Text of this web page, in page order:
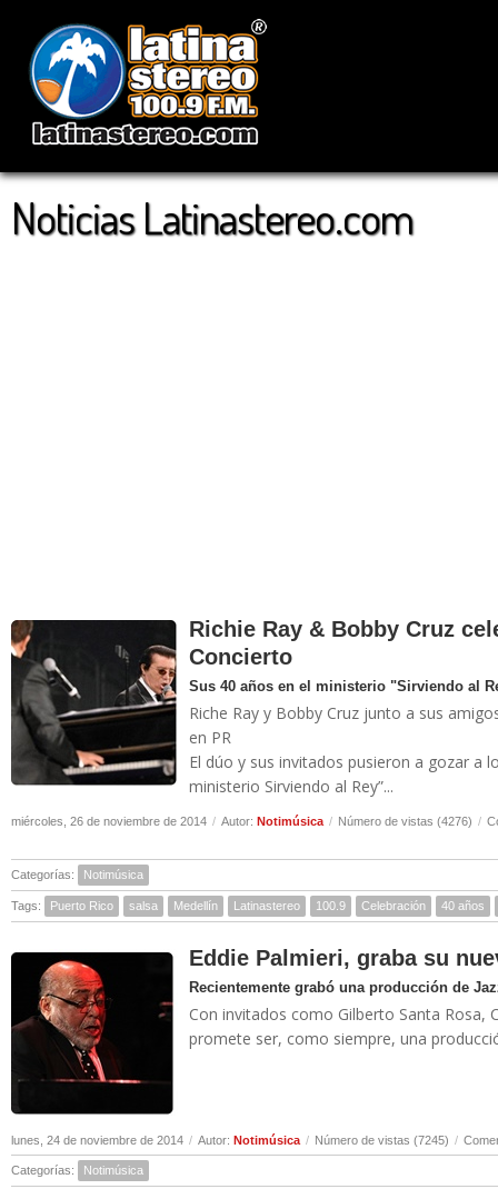
Noticias Latinastereo.com
Richie Ray & Bobby Cruz
Concierto
Sus 40 años en el ministerio "Sirviendo al
Riche Ray y Bobby Cruz junto a sus
en PR
El dúo y sus invitados pusieron a gozar a
ministerio Sirviendo al Rey”...
miércoles, 26 de noviembre de 2014 / Autor: Notimúsica / Número de vistas (4276) /
Categorías: Notimúsica
Tags: Puerto Rico salsa Medellín Latinastereo 100.9 Celebración 40 años
Eddie Palmieri, graba su
Recientemente grabó una producción de
Con invitados como Gilberto Santa Rosa,
promete ser, como siempre, una
lunes, 24 de noviembre de 2014 / Autor: Notimúsica / Número de vistas (7245) /
Categorías: Notimúsica